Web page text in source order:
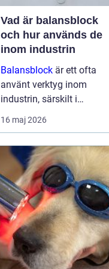
Vad är balansblock
och hur används de
inom industrin
Balansblock är ett ofta
använt verktyg inom
industrin, särskilt i
verkstads- och
produktionsmiljöer, där
effektivisera
arbetsfl&oum...
16 maj 2026